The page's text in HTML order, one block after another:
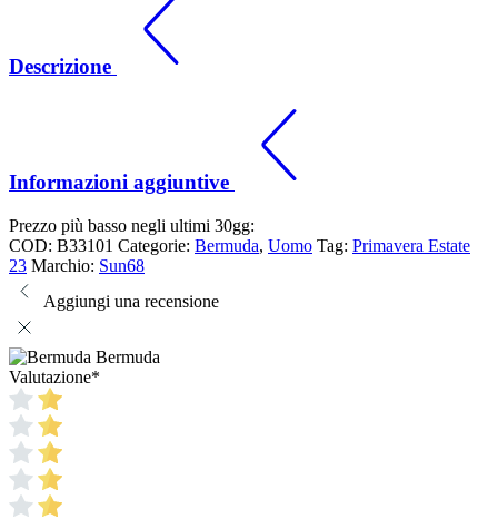
Descrizione
Informazioni aggiuntive
Prezzo più basso negli ultimi 30gg:
COD: B33101 Categorie: Bermuda, Uomo Tag: Primavera Estate
23 Marchio: Sun68
Aggiungi una recensione
Bermuda
Valutazione*